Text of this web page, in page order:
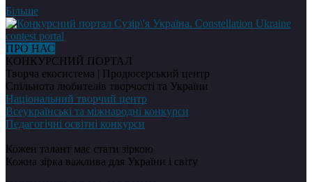
Більше
ПРО НАС
КОНКУРСНИЙ ПОРТАЛ
Творча екосистема | Продюсерський центр
Спільнота любителів творчості та України
Національний творчий центр
Всеукраїнські та міжнародні конкурси
Педагогічні освітні конкурси
Кожен талант має стати зіркою
Кожна зірка важлива для України і світу